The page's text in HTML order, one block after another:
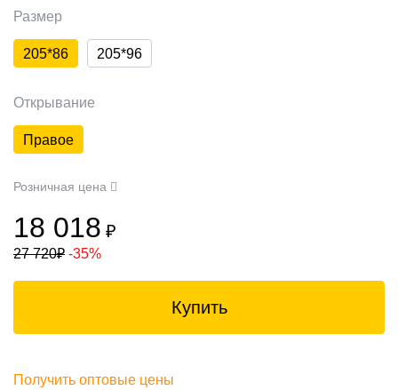
Размер
205*86 205*96
Открывание
Правое
Розничная цена
18 018 ₽
27 720₽ -35%
Купить
Получить оптовые цены